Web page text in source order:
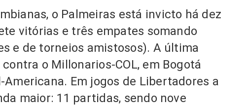
o Palmeiras está invicto há dez
vitórias e três empates somando
e de torneios amistosos). A última
o Millonarios-COL, em Bogotá
Americana. Em jogos de Libertadores a
maior: 11 partidas, sendo nove